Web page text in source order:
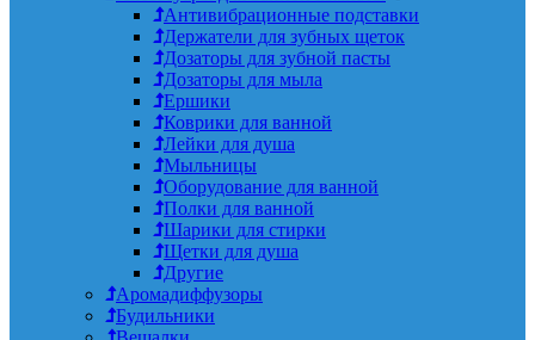
Антивибрационные подставки
Держатели для зубных щеток
Дозаторы для зубной пасты
Дозаторы для мыла
Ершики
Коврики для ванной
Лейки для душа
Мыльницы
Оборудование для ванной
Полки для ванной
Шарики для стирки
Щетки для душа
Другие
Аромадиффузоры
Будильники